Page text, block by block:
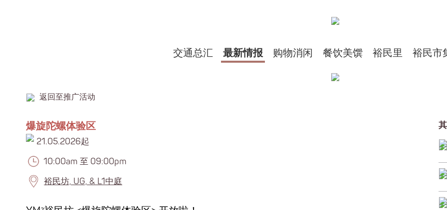
交通总汇 最新情报 购物消闲 餐饮美馔 裕民里 裕民市
返回至推广活动
爆旋陀螺体验区
21.05.2026起
10:00am 至 09:00pm
裕民坊, UG, & L1中庭